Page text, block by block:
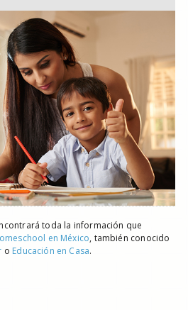
toda la información que
en México, también conocido
o Educación en Casa.